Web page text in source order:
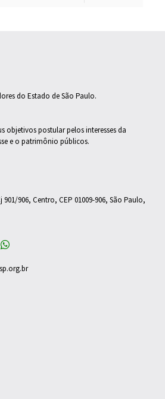
do Estado de São Paulo.
objetivos postular pelos interesses da
e o patrimônio públicos.
906, Centro, CEP 01009-906, São Paulo,